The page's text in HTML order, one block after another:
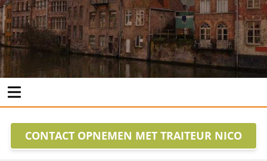
CONTACT OPNEMEN MET TRAITEUR NICO